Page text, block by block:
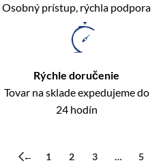
Osobný prístup, rýchla podpora
Rýchle doručenie
Tovar na sklade expedujeme do
24 hodín
← 1 2 3 … 5